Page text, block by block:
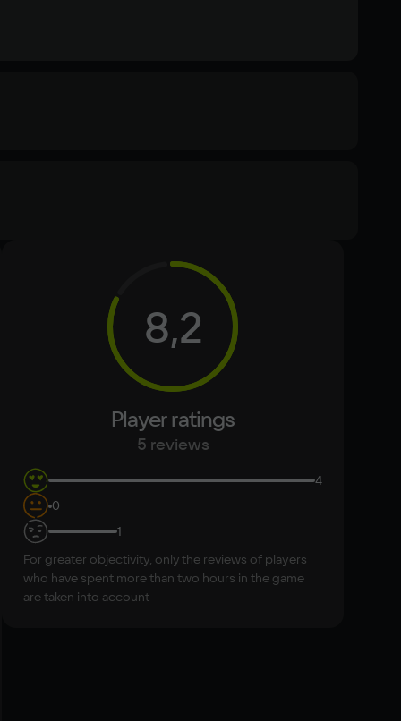
i5-8600, AMD Ryzen 5 3600
Text
8,2
Player ratings
5 reviews
4
0
1
For greater objectivity, only the reviews of players
who have spent more than two hours in the game
are taken into account